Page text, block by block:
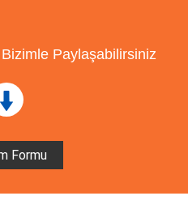
Paylaşabilirsiniz
Formu